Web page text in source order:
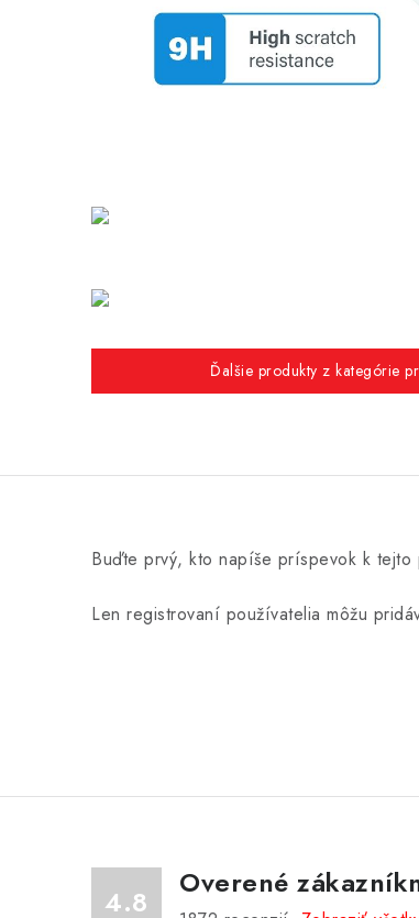
Ďalšie produkty z kategórie
Buďte prvý, kto napíše príspevok k tejto
Len registrovaní používatelia môžu
4.8
Overené